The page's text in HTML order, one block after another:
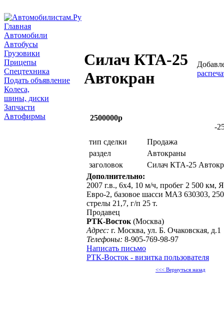
Главная
Автомобили
Автобусы
Грузовики
Прицепы
Спецтехника
Подать объявление
Колеса,
шины, диски
Запчасти
Автофирмы
Силач КТА-25
Автокран
2500000р
-
тип сделки
Продажа
раздел
Автокраны
заголовок
Силач КТА-25
Дополнительно:
2007 г.в., 6х4, 10 м/ч, пробег 2 500 км,
Евро-2, базовое шасси МАЗ 630303,
стрелы 21,7, г/п 25 т.
Продавец
РТК-Восток (Москва)
Адрес: г. Москва, ул. Б. Очаковская, д.1
Телефоны: 8-905-769-98-97
Написать письмо
РТК-Восток - визитка пользователя
<<< Вернуться назад